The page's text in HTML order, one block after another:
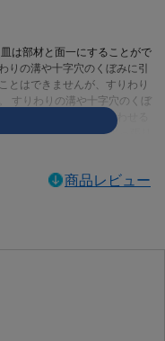
は部材と面一にすることがで
りの溝や十字穴のくぼみに引
とはできませんが、すりわり
すりわりの溝や十字穴のくぼ
バーとしっかりかみ合わせる
も、なべと比べれば出っ張り
商品レビュー